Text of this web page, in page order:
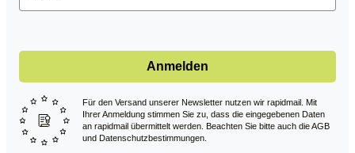
Anmelden
Für den Versand unserer Newsletter nutzen wir rapidmail. Mit
Ihrer Anmeldung stimmen Sie zu, dass die eingegebenen Daten
an rapidmail übermittelt werden. Beachten Sie bitte auch die AGB
und Datenschutzbestimmungen.